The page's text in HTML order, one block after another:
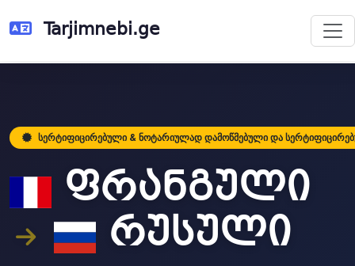
Tarjimnebi.ge
სერტიფიცირებული & ნოტარიულად დამოწმებული და
ფრანგული
რუსული